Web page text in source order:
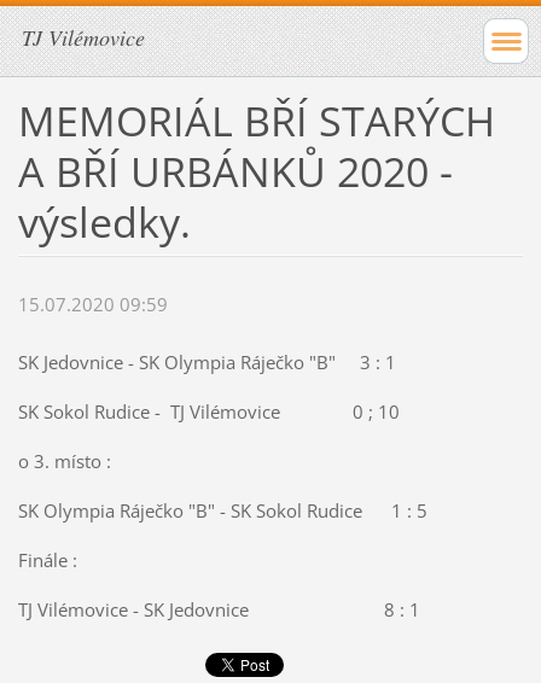
TJ Vilémovice
MEMORIÁL BŘÍ STARÝCH
A BŘÍ URBÁNKŮ 2020 -
výsledky.
15.07.2020 09:59
SK Jedovnice - SK Olympia Ráječko "B" 3 : 1
SK Sokol Rudice - TJ Vilémovice 0 ; 10
o 3. místo :
SK Olympia Ráječko "B" - SK Sokol Rudice 1 : 5
Finále :
TJ Vilémovice - SK Jedovnice 8 : 1